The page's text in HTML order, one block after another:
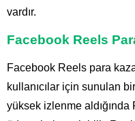
vardır.
Facebook Reels
Facebook Reels para
kullanıcılar için sunulan
yüksek izlenme